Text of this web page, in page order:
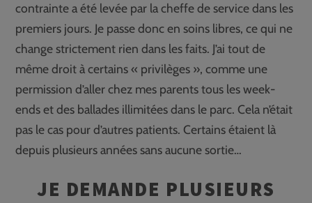
contrainte a été levée par la cheffe de service dans les
premiers jours. Je passe donc en soins libres, ce qui ne
change strictement rien dans les faits. J’ai tout de
même droit à certains « privilèges », comme une
permission d’aller chez mes parents tous les week-
ends et des ballades illimitées dans le parc. Cela n’était
pas le cas pour d’autres patients. Certains étaient là
depuis plusieurs années sans aucune sortie…
JE DEMANDE PLUSIEURS